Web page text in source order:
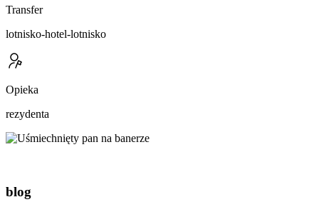
Transfer
lotnisko-hotel-lotnisko
Opieka
rezydenta
blog